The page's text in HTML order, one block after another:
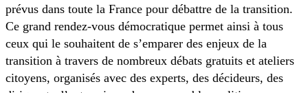
prévus dans toute la France pour débattre de la transition.
Ce grand rendez-vous démocratique permet ainsi à tous
ceux qui le souhaitent de s’emparer des enjeux de la
transition à travers de nombreux débats gratuits et ateliers
citoyens, organisés avec des experts, des décideurs, des